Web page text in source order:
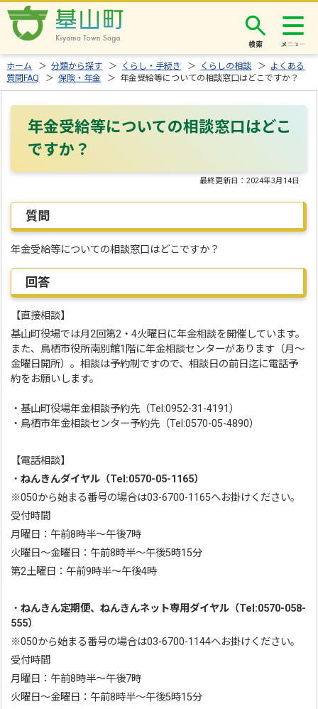
検索
ホーム ＞分類から探す ＞ くらし・手続き ＞ くらしの相談 ＞ よくある
質問FAQ
＞保険・年金 ＞ 年金受給等についての相談窓口はどこですか？
年金受給等についての相談窓口はどこ
ですか？
最終更新日：2024年3月14日
質問
年金受給等についての相談窓口はどこですか？
回答
【直接相談】
基山町役場では月2回第2・4火曜日に年金相談を開催しています。
また、鳥栖市役所南別館1階に年金相談センターがあります（月～
金曜日開所）。相談は予約制ですので、相談日の前日迄に電話予
約をお願いします。
・基山町役場年金相談予約先（Tel:0952-31-4191）
・鳥栖市年金相談センター予約先（Tel:0570-05-4890）
【電話相談】
・ねんきんダイヤル（Tel:0570-05-1165）
※050から始まる番号の場合は03-6700-1165へお掛けください。
受付時間
月曜日：午前8時半～午後7時
火曜日～金曜日：午前8時半～午後5時15分
第2土曜日：午前9時半～午後4時
・ねんきん定期便、ねんきんネット専用ダイヤル（Tel:0570-058-
555）
※050から始まる番号の場合は03-6700-1144へお掛けください。
受付時間
月曜日：午前8時半～午後7時
火曜日～金曜日：午前8時半～午後5時15分